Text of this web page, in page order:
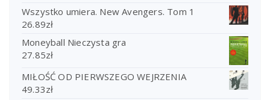
Wszystko umiera. New Avengers. Tom 1
26.89zł
Moneyball Nieczysta gra
27.85zł
MIŁOŚĆ OD PIERWSZEGO WEJRZENIA
49.33zł